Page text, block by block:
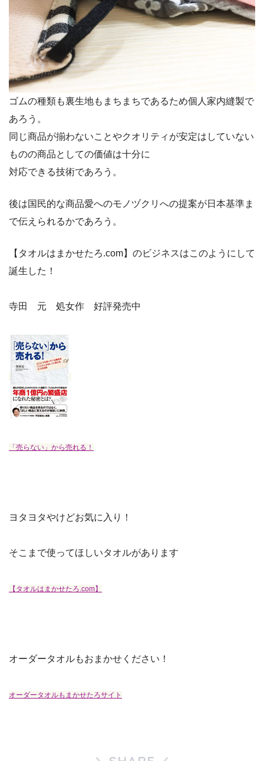
ゴムの種類も裏生地もまちまちであるため個人家内縫製で
あろう。
同じ商品が揃わないことやクオリティが安定はしていない
ものの商品としての価値は十分に
対応できる技術であろう。
後は国民的な商品愛へのモノヅクリへの提案が日本基準ま
で伝えられるかであろう。
【タオルはまかせたろ.com】のビジネスはこのようにして
誕生した！
寺田 元 処女作 好評発売中
「売らない」から売れる！
ヨタヨタやけどお気に入り！
そこまで使ってほしいタオルがあります
【タオルはまかせたろ.com】
オーダータオルもおまかせください！
オーダータオルもまかせたろサイト